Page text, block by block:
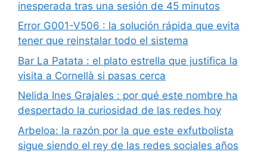
inesperada tras una sesión de 45 minutos
Error G001-V506 : la solución rápida que evita
tener que reinstalar todo el sistema
Bar La Patata : el plato estrella que justifica la
visita a Cornellà si pasas cerca
Nelida Ines Grajales : por qué este nombre ha
despertado la curiosidad de las redes hoy
Arbeloa: la razón por la que este exfutbolista
sigue siendo el rey de las redes sociales años